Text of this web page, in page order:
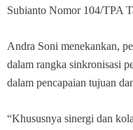
Subianto Nomor 104/TPA
Andra Soni menekankan,
dalam rangka sinkronisasi
dalam pencapaian tujuan
“Khususnya sinergi dan